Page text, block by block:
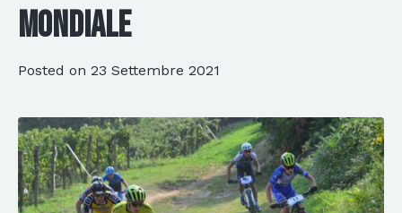
mondiale
Posted on 23 Settembre 2021